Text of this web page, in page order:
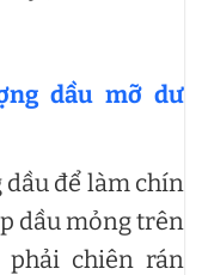
dầu mỡ dư
để làm chín
dầu mỏng trên
chiên rán